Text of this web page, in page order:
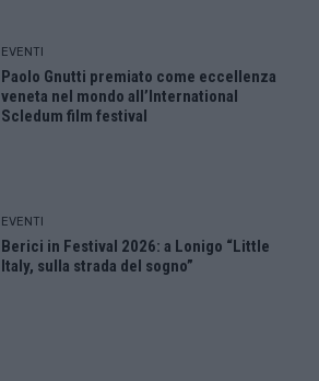
EVENTI
Paolo Gnutti premiato come eccellenza
veneta nel mondo all’International
Scledum film festival
EVENTI
Berici in Festival 2026: a Lonigo “Little
Italy, sulla strada del sogno”